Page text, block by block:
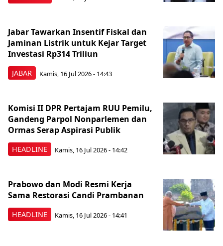
JABAR
Jabar Tawarkan Insentif Fiskal dan
Jaminan Listrik untuk Kejar Target
Investasi Rp314 Triliun
Kamis, 16 Jul 2026 - 14:43
HEADLINE
Komisi II DPR Pertajam RUU Pemilu,
Gandeng Parpol Nonparlemen dan
Ormas Serap Aspirasi Publik
Kamis, 16 Jul 2026 - 14:42
HEADLINE
Prabowo dan Modi Resmi Kerja
Sama Restorasi Candi Prambanan
Kamis, 16 Jul 2026 - 14:41